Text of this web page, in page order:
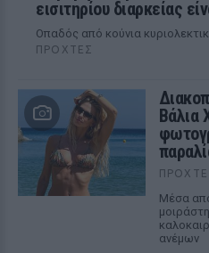
εισιτηρίου διαρκείας
Οπαδός από κούνια
ΠΡΟΧΤΈΣ
Βάλια
Μέσα
ανέμων